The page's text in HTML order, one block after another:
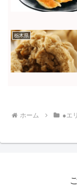
栃木県
ホーム ●エ